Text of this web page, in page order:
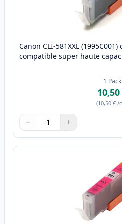
Canon CLI-581XXL
compatible super haute
1 Pack
(10,50 € /
Quantité
Utilisez les boutons pour
− +
Quantité